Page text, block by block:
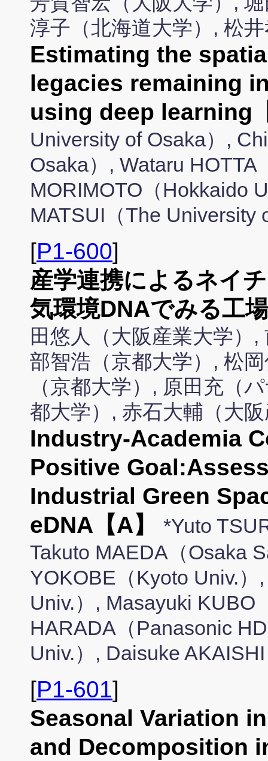
淳子（北海道大学）, 松
Estimating the
legacies remaining
using deep learning
University of Osaka）,
Osaka）, Wataru HOTTA
MORIMOTO（Hokkaido
MATSUI（The University
[P1-600]
産学連携によるネイ
気環境DNAでみる工
田悠人（大阪産業大学）
部智浩（京都大学）, 松
（京都大学）, 原田充（
都大学）, 赤石大輔（大
Industry-Academia
Positive
Industrial Green
eDNA【A】
*Yuto
Takuto MAEDA（Osaka
YOKOBE（Kyoto Univ.
Univ.）, Masayuki KUBO
HARADA（Panasonic
Univ.）, Daisuke
[P1-601]
Seasonal Variation
and Decomposition